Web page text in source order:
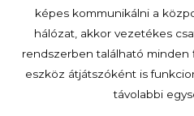
képes kommunikálni a
hálózat, akkor vezetékes
rendszerben található minden
eszköz átjátszóként is
távolabbi